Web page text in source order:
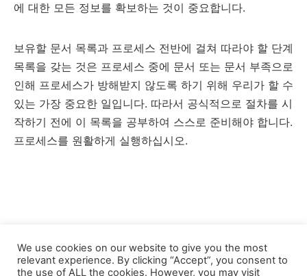
에 대한 모든 정보를 확보하는 것이 중요합니다.
보유할 문서 목록과 프로세스 전반에 걸쳐 따라야 할 단계
목록을 갖는 것은 프로세스 중에 문서 또는 문서 부족으로
인해 프로세스가 방해받지 않도록 하기 위해 우리가 할 수
있는 가장 중요한 일입니다. 따라서 공식적으로 절차를 시
작하기 전에 이 목록을 공부하여 스스로 준비해야 합니다.
프로세스를 원활하게 실행하십시오.